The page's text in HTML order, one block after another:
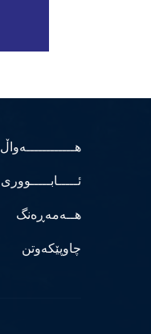
هــــــــــــەواڵ
ئـــــابـــــووری
هــەمەڕەنگ
چاوپێکەوتن